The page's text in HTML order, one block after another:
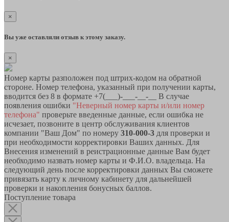
×
Вы уже оставляли отзыв к этому заказу.
×
Номер карты разположен под штрих-кодом на обратной
стороне. Номер телефона, указанный при получении карты,
вводится без 8 в формате +7(___)-___-__-__ В случае
появления ошибки "Неверный номер карты и/или номер
телефона" проверьте введенные данные, если ошибка не
исчезает, позвоните в центр обслуживания клиентов
компании "Ваш Дом" по номеру 310-000-3 для проверки и
при необходимости корректировки Ваших данных. Для
Внесения изменений в реистрационные данные Вам будет
необходимо назвать номер карты и Ф.И.О. владельца. На
следующий день после корректировки данных Вы сможете
привязать карту к личному кабинету для дальнейшей
проверки и накопления бонусных баллов.
Поступление товара